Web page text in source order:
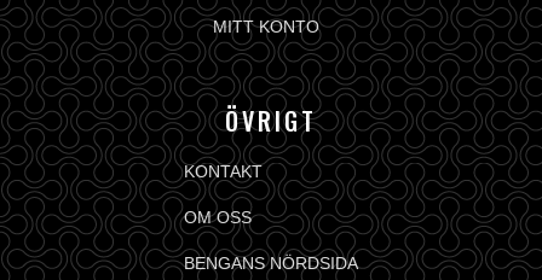
MITT KONTO
ÖVRIGT
KONTAKT
OM OSS
BENGANS NÖRDSIDA